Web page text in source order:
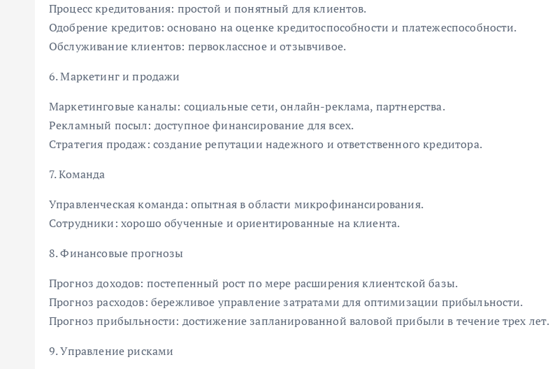
Процесс кредитования: простой и понятный для клиентов.
Одобрение кредитов: основано на оценке кредитоспособности и платежеспособности.
Обслуживание клиентов: первоклассное и отзывчивое.
6. Маркетинг и продажи
Маркетинговые каналы: социальные сети, онлайн-реклама, партнерства.
Рекламный посыл: доступное финансирование для всех.
Стратегия продаж: создание репутации надежного и ответственного кредитора.
7. Команда
Управленческая команда: опытная в области микрофинансирования.
Сотрудники: хорошо обученные и ориентированные на клиента.
8. Финансовые прогнозы
Прогноз доходов: постепенный рост по мере расширения клиентской базы.
Прогноз расходов: бережливое управление затратами для оптимизации прибыльности.
Прогноз прибыльности: достижение запланированной валовой прибыли в течение трех лет.
9. Управление рисками